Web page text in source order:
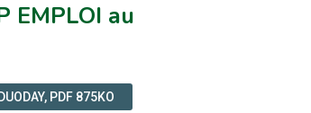
EMPLOI au
PDF 875KO